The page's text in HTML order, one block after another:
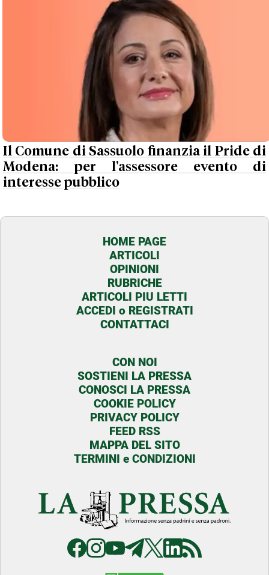
Il Comune di Sassuolo finanzia il Pride di
Modena: per l'assessore evento di
interesse pubblico
HOME PAGE
ARTICOLI
OPINIONI
RUBRICHE
ARTICOLI PIU LETTI
ACCEDI o REGISTRATI
CONTATTACI
CON NOI
SOSTIENI LA PRESSA
CONOSCI LA PRESSA
COOKIE POLICY
PRIVACY POLICY
FEED RSS
MAPPA DEL SITO
TERMINI e CONDIZIONI